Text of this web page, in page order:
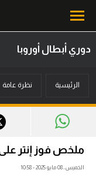
أخبار
ميركاتو
دوري أبطال أوروبا
الرئيسية نظرة عامة
ملخص فوز إنتر على برشلونة 4-3
الخميس، 08 مايو 2025 - 10:58